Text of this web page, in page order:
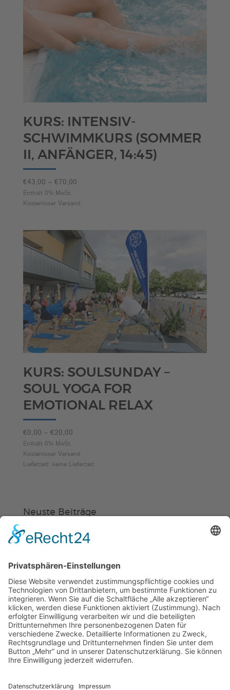
KURS: INTENSIV-
SCHWIMMKURS (SOMMER
II, ANFÄNGER, 14:45)
€43,00 – €70,00Preisspanne:
bis
Enthält 0% MwSt.
Kostenloser Versand
KURS: SOULSUNDAY –
SOUL YOGA FOR
EMOTIONAL RELAX
€0,00 – €20,00Preisspanne:
bis
€20,00
Enthält 0% MwSt.
Kostenloser Versand
Lieferzeit: keine Lieferzeit
Neuste Beiträge
Verein
Schwimmabzeichen“
Sommercamps: Fußball, Tanz oder
Hockey
FSJ’ler (m/w/d) für die Sport-KiTa
Purzel gesucht!